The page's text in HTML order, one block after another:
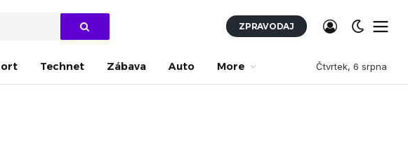
ZPRAVODAJ
Technet Zábava Auto More Čtvrtek, 6 srpna